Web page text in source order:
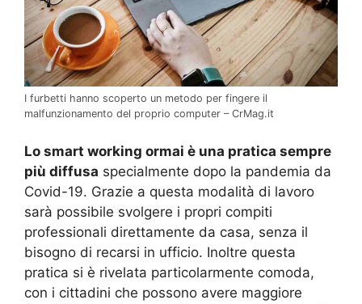
I furbetti hanno scoperto un metodo per fingere il
malfunzionamento del proprio computer – CrMag.it
Lo smart working ormai è una pratica sempre
più diffusa specialmente dopo la pandemia da
Covid-19. Grazie a questa modalità di lavoro
sarà possibile svolgere i propri compiti
professionali direttamente da casa, senza il
bisogno di recarsi in ufficio. Inoltre questa
pratica si è rivelata particolarmente comoda,
con i cittadini che possono avere maggiore